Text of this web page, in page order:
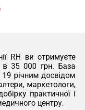
RH ви отримуєте
в 35 000 грн. База
річним досвідом
маркетологи,
практичної і
центру.